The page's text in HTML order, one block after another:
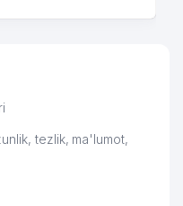
tezlik, ma'lumot,